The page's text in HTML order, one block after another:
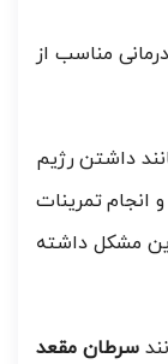
مناسب از
داشتن رژیم
انجام تمرینات
مشکل داشته
سرطان مقعد